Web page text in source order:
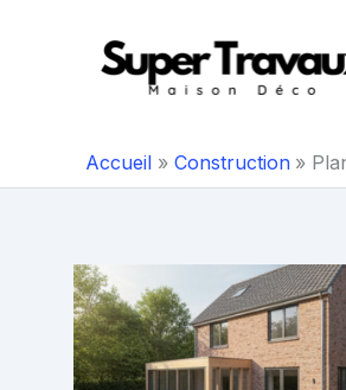
Accueil Construction